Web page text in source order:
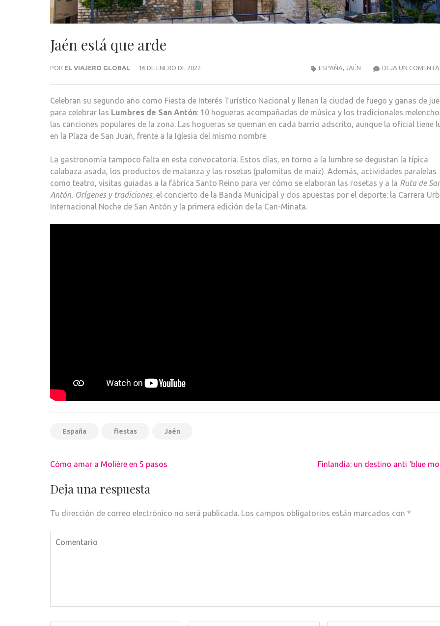
Jaén está que arde
POR EL VIAJERO GLOBAL 16 DE ENERO DE 2022 DEJA UN
ESPAÑA, JAÉN
Celebran su segundo año como Fiesta de Interés Turístico Nacional y llenan la ciudad de fuego y ganas de
para celebrar las Lumbres de San Antón: 10 hogueras acompañadas de música y los tradicionales
las canciones populares de la zona. Las hogueras se queman en cada barrio adscrito, aunque la oficial tiene
en la Plaza de San Juan, frente a la Iglesia del mismo nombre.
La gastronomía tampoco falta en esta convocatoria. Estos días, en torno a la lumbre se degustan la típica
calabaza asada, los productos de matanza y las rosetas (palomitas de maíz). Además, actividades paralelas
como teatro, visitas guiadas a la fábrica Santo Reino para ver cómo se elaboran las rosetas y a la Ruta de
Antón. Orígenes y tradiciones, el concierto de la Banda Municipal y dos apuestas por el deporte: la Carrera
Internacional Noche de San Antón y la primera edición de la Can-Minata.
España fiestas Jaén
Navegación
entradas
Cómo amar a Molière en 5 pasos Finlandia: un destino anti ‘blue
Deja una respuesta
Tu dirección de correo electrónico no será publicada. Los campos obligatorios están marcados con *